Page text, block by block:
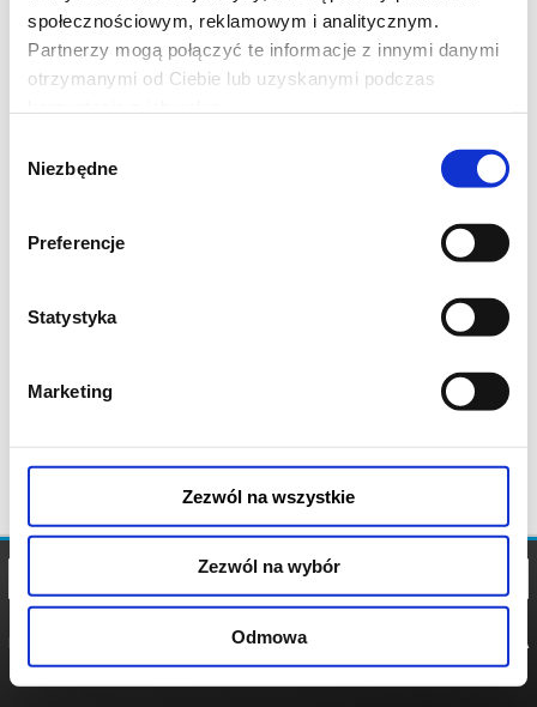
społecznościowym, reklamowym i analitycznym.
Partnerzy mogą połączyć te informacje z innymi danymi
otrzymanymi od Ciebie lub uzyskanymi podczas
zgody
Niezbędne
Preferencje
Statystyka
Marketing
Zezwól na wszystkie
Zezwól na wybór
Odmowa
POLITYKA
POLITYKA